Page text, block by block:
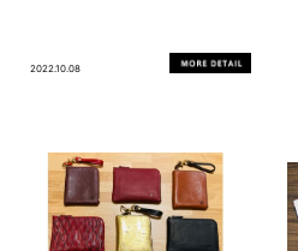
2022.10.08